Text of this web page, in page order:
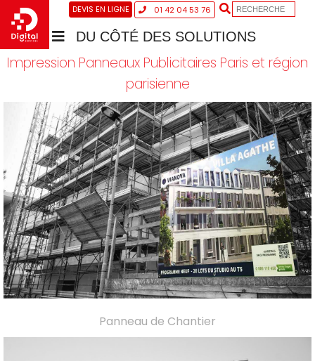
DU CÔTÉ DES SOLUTIONS
DEVIS EN LIGNE 01 42 04 53 76
Impression Panneaux Publicitaires Paris et région
parisienne
Panneau de Chantier